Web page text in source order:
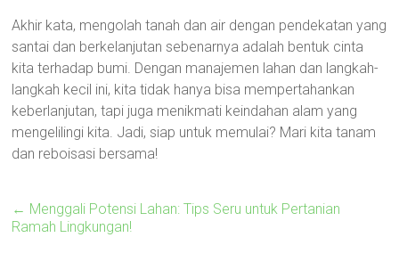
Akhir kata, mengolah tanah dan air dengan pendekatan yang
santai dan berkelanjutan sebenarnya adalah bentuk cinta
kita terhadap bumi. Dengan manajemen lahan dan langkah-
langkah kecil ini, kita tidak hanya bisa mempertahankan
keberlanjutan, tapi juga menikmati keindahan alam yang
mengelilingi kita. Jadi, siap untuk memulai? Mari kita tanam
dan reboisasi bersama!
← Menggali Potensi Lahan: Tips Seru untuk Pertanian
Ramah Lingkungan!